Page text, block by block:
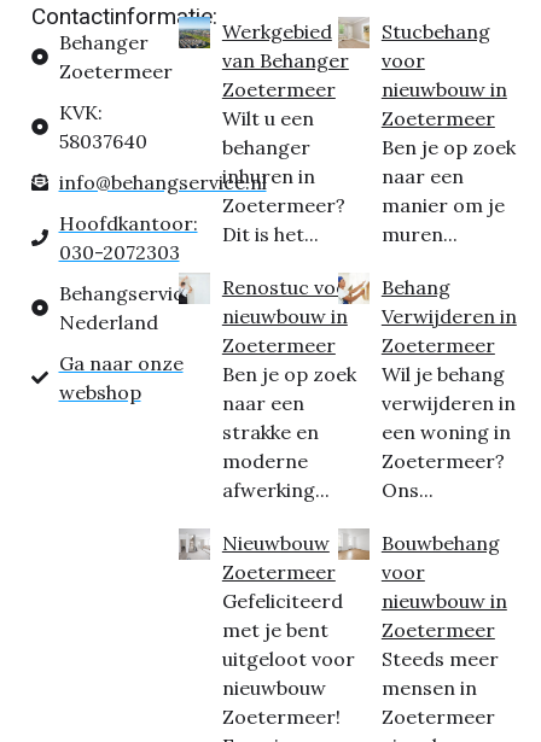
Contactinformatie:
Behanger
Zoetermeer
KVK:
58037640
info@behangservice.nl
Hoofdkantoor:
030-2072303
Behangservice
Nederland
Ga naar onze
webshop
Werkgebied
van Behanger
Zoetermeer
Wilt u een
behanger
inhuren in
Zoetermeer?
Dit is het...
Renostuc voor
nieuwbouw in
Zoetermeer
Ben je op zoek
naar een
strakke en
moderne
afwerking...
Nieuwbouw
Zoetermeer
Gefeliciteerd
met je bent
uitgeloot voor
nieuwbouw
Zoetermeer!
Stucbehang
voor
nieuwbouw in
Zoetermeer
Ben je op zoek
naar een
manier om je
muren...
Behang
Verwijderen in
Zoetermeer
Wil je behang
verwijderen in
een woning in
Zoetermeer?
Ons...
Bouwbehang
voor
nieuwbouw in
Zoetermeer
Steeds meer
mensen in
Zoetermeer